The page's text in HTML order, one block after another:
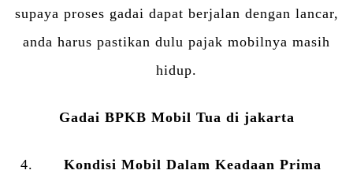
supaya proses gadai dapat berjalan dengan lancar,
anda harus pastikan dulu pajak mobilnya masih
hidup.
Gadai BPKB Mobil Tua di jakarta
Kondisi Mobil Dalam Keadaan Prima